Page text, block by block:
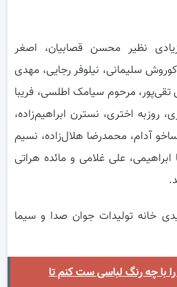
نظیر محسن قصابیان، اصغر
سلیمانی، نیلوفر رجایی، مهدی
تقی‌پور، مرحوم سیامک اطلسی، فریبا
اختری، نسترن ابراهیم‌زاده،
آدام، محمدرضا هلال‌زاده، نسیم
ابراهیمی، علی غلامی و مائده هراتی
خانه تولیدات جوان صدا و سیما
با چه رنگ لباسی ست کنم تا